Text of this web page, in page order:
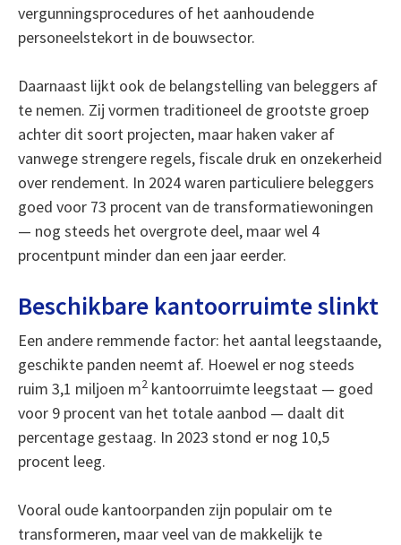
vergunningsprocedures of het aanhoudende
personeelstekort in de bouwsector.
Daarnaast lijkt ook de belangstelling van beleggers af
te nemen. Zij vormen traditioneel de grootste groep
achter dit soort projecten, maar haken vaker af
vanwege strengere regels, fiscale druk en onzekerheid
over rendement. In 2024 waren particuliere beleggers
goed voor 73 procent van de transformatiewoningen
— nog steeds het overgrote deel, maar wel 4
procentpunt minder dan een jaar eerder.
Beschikbare kantoorruimte slinkt
Een andere remmende factor: het aantal leegstaande,
geschikte panden neemt af. Hoewel er nog steeds
ruim 3,1 miljoen m2kantoorruimte leegstaat — goed
voor 9 procent van het totale aanbod — daalt dit
percentage gestaag. In 2023 stond er nog 10,5
procent leeg.
Vooral oude kantoorpanden zijn populair om te
transformeren, maar veel van de makkelijk te